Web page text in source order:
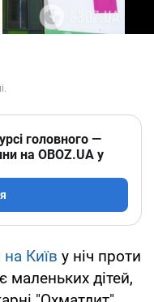
головного —
на OBOZ.UA у
на Київ у ніч проти
дітей,